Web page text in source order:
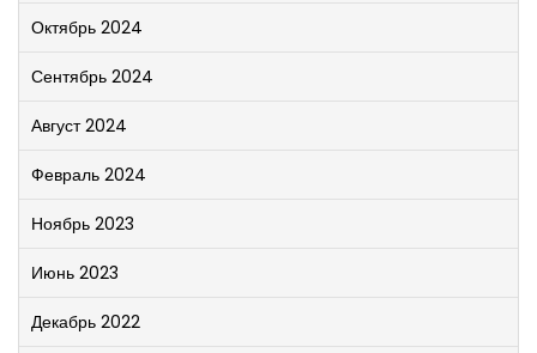
Октябрь 2024
Сентябрь 2024
Август 2024
Февраль 2024
Ноябрь 2023
Июнь 2023
Декабрь 2022